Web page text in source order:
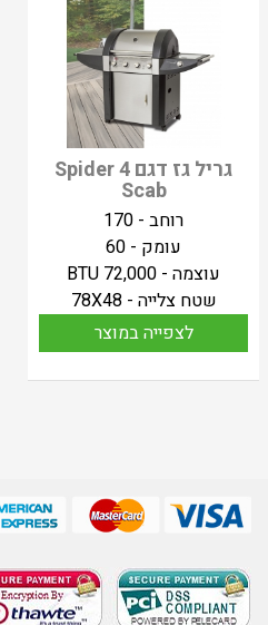
גריל גז דגם Spider 4
Scab
רוחב - 170
עומק - 60
עוצמה - 72,000 BTU
שטח צלייה - 78X48
לצפייה במוצר